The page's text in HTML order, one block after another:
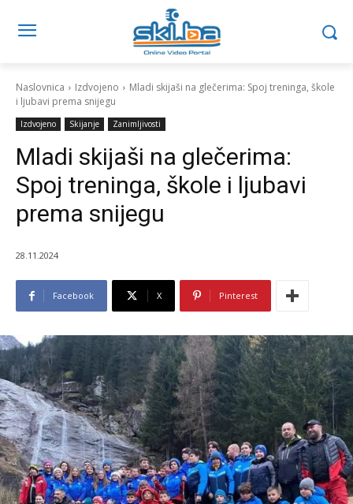
Naslovnica Izdvojeno
Mladi skijaši na glečerima: Spoj treninga, škole
i ljubavi prema snijegu
Izdvojeno Skijanje Zanimljivosti
Mladi skijaši na glečerima:
Spoj treninga, škole i ljubavi
prema snijegu
28.11.2024
Facebook X Pinterest